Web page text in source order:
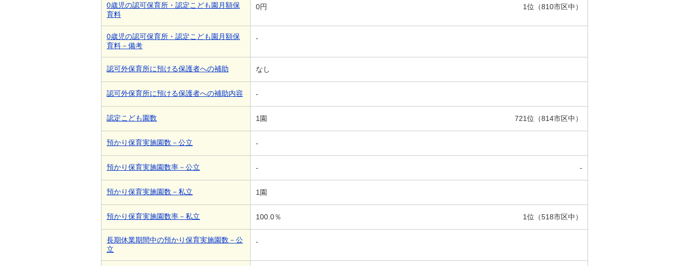
0歳児の認可保育所・認定こども園月額保
育料
0円 1位（810市区中）
0歳児の認可保育所・認定こども園月額保
育料－備考
-
認可外保育所に預ける保護者への補助 なし
認可外保育所に預ける保護者への補助内容 -
認定こども園数 1園 721位（814市区中）
預かり保育実施園数－公立 -
預かり保育実施園数率－公立 - -
預かり保育実施園数－私立 1園
預かり保育実施園数率－私立 100.0％ 1位（518市区中）
長期休業期間中の預かり保育実施園数－公
立
-